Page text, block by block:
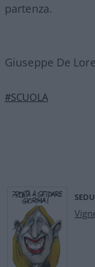
partenza.
Giuseppe De
#SCUOLA